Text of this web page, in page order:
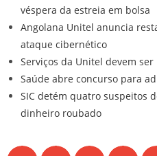
véspera da estreia em bolsa
Angolana Unitel anuncia
ataque cibernético
Serviços da Unitel devem
Saúde abre concurso para
SIC detém quatro suspeitos
dinheiro roubado